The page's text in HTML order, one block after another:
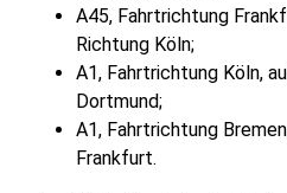
A45, Fahrtrichtung
Richtung Köln;
A1, Fahrtrichtung Köln,
Dortmund;
A1, Fahrtrichtung
Frankfurt.